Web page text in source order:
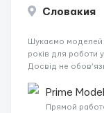
Словакия
Шукаємо моделей
років для роботи
Досвід не
конфіденційність
поважаємо особ...
Prime
Прямой